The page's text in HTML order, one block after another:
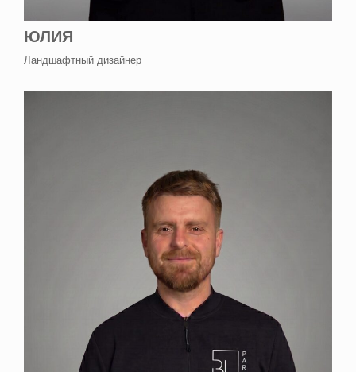
ЮЛИЯ
Ландшафтный дизайнер